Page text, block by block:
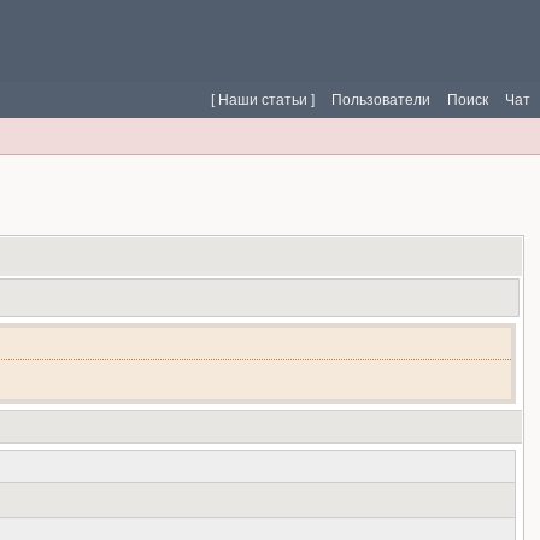
Чат
Поиск
Пользователи
[ Наши статьи ]